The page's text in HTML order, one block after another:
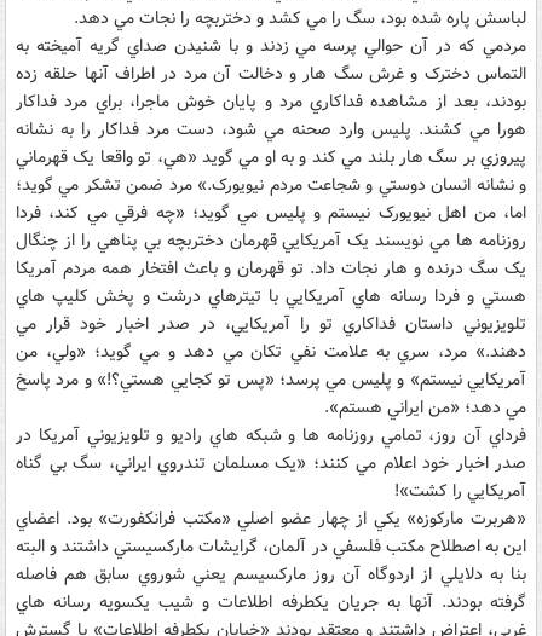
لباسش پاره شده بود، سگ را مي کشد و دختربچه را نجات مي دهد.
مردمي که در آن حوالي پرسه مي زدند و با شنيدن صداي گريه آميخته به
التماس دخترک و غرش سگ هار و دخالت آن مرد در اطراف آنها حلقه زده
بودند، بعد از مشاهده فداکاري مرد و پايان خوش ماجرا، براي مرد فداکار
هورا مي کشند. پليس وارد صحنه مي شود، دست مرد فداکار را به نشانه
پيروزي بر سگ هار بلند مي کند و به او مي گويد «هي، تو واقعا يک قهرماني
و نشانه انسان دوستي و شجاعت مردم نيويورک.» مرد ضمن تشکر مي گويد؛
اما، من اهل نيويورک نيستم و پليس مي گويد؛ «چه فرقي مي کند، فردا
روزنامه ها مي نويسند يک آمريکايي قهرمان دختربچه بي پناهي را از چنگال
يک سگ درنده و هار نجات داد. تو قهرمان و باعث افتخار همه مردم آمريکا
هستي و فردا رسانه هاي آمريکايي با تيترهاي درشت و پخش کليپ هاي
تلويزيوني داستان فداکاري تو را آمريکايي، در صدر اخبار خود قرار مي
دهند.» مرد، سري به علامت نفي تکان مي دهد و مي گويد؛ «ولي، من
آمريکايي نيستم» و پليس مي پرسد؛ «پس تو کجايي هستي؟!» و مرد پاسخ
مي دهد؛ «من ايراني هستم».
فرداي آن روز، تمامي روزنامه ها و شبکه هاي راديو و تلويزيوني آمريکا در
صدر اخبار خود اعلام مي کنند؛ «يک مسلمان تندروي ايراني، سگ بي گناه
آمريکايي را کشت»!
«هربرت مارکوزه» يکي از چهار عضو اصلي «مکتب فرانکفورت» بود. اعضاي
اين به اصطلاح مکتب فلسفي در آلمان، گرايشات مارکسيستي داشتند و البته
بنا به دلايلي از اردوگاه آن روز مارکسيسم يعني شوروي سابق هم فاصله
گرفته بودند. آنها به جريان يکطرفه اطلاعات و شيب يکسويه رسانه هاي
غربي، اعتراض داشتند و معتقد بودند «خيابان يکطرفه اطلاعات» با گسترش